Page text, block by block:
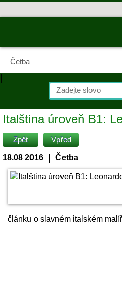
Četba
|
Italština úroveň B1:
Zpět Vpřed
18.08 2016
Četba
článku o slavném italském